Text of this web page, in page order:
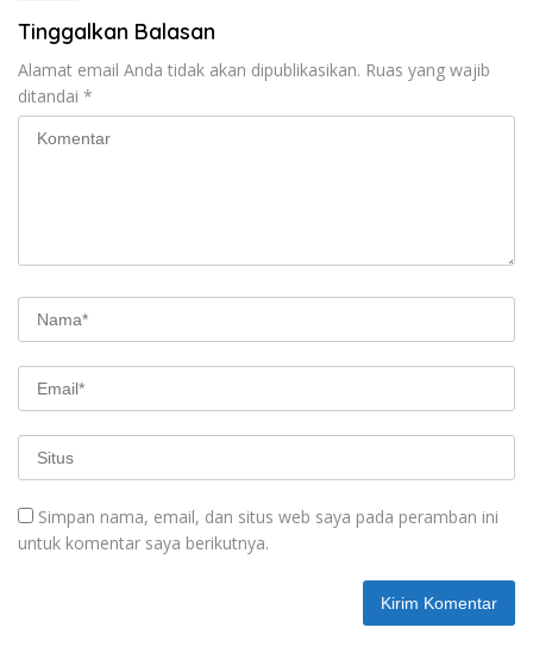
Tinggalkan Balasan
Alamat email Anda tidak akan dipublikasikan. Ruas yang wajib
ditandai *
Simpan nama, email, dan situs web saya pada peramban ini
untuk komentar saya berikutnya.